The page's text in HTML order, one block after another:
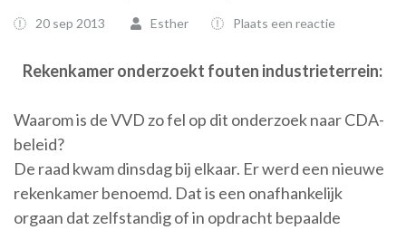
20 sep 2013 Esther Plaats een reactie
Rekenkamer onderzoekt fouten industrieterrein:
Waarom is de VVD zo fel op dit onderzoek naar CDA-
beleid?
De raad kwam dinsdag bij elkaar. Er werd een nieuwe
rekenkamer benoemd. Dat is een onafhankelijk
orgaan dat zelfstandig of in opdracht bepaalde